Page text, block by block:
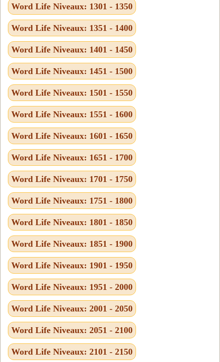
Word Life Niveaux: 1301 - 1350
Word Life Niveaux: 1351 - 1400
Word Life Niveaux: 1401 - 1450
Word Life Niveaux: 1451 - 1500
Word Life Niveaux: 1501 - 1550
Word Life Niveaux: 1551 - 1600
Word Life Niveaux: 1601 - 1650
Word Life Niveaux: 1651 - 1700
Word Life Niveaux: 1701 - 1750
Word Life Niveaux: 1751 - 1800
Word Life Niveaux: 1801 - 1850
Word Life Niveaux: 1851 - 1900
Word Life Niveaux: 1901 - 1950
Word Life Niveaux: 1951 - 2000
Word Life Niveaux: 2001 - 2050
Word Life Niveaux: 2051 - 2100
Word Life Niveaux: 2101 - 2150